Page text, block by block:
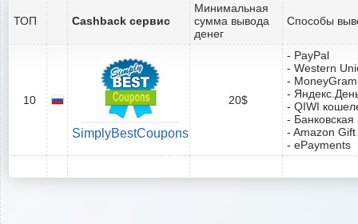
ТОП Cashback сервис
Минимальная
сумма вывода
денег
Способы
10
SimplyBestCoupons
20$
- PayPal
- Western
- MoneyGram
-
- QIWI
-
- Amazon
- ePayments